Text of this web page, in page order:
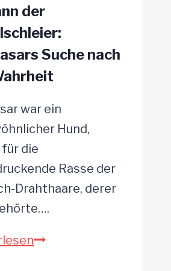
der
Suche nach
war ein
Hund,
die
Rasse der
Drahthaare, derer
Im